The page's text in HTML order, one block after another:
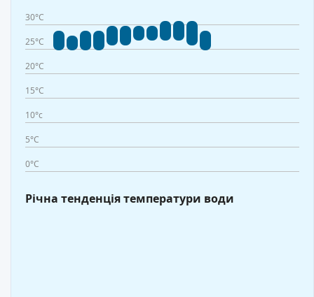
30°C
25°C
20°C
15°C
10°c
5°C
0°C
Річна тенденція температури води